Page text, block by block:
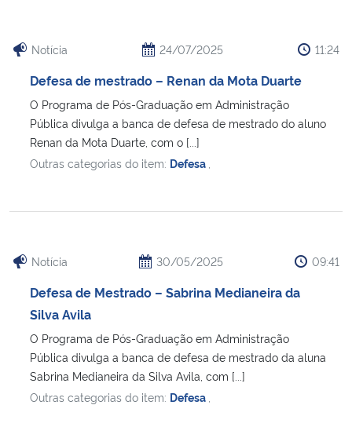
Advocacia-Geral da União
Banco Central do Brasil
Planalto
Notícia 24/07/2025 11:24
Defesa de mestrado – Renan da Mota Duarte
O Programa de Pós-Graduação em Administração
Pública divulga a banca de defesa de mestrado do aluno
Renan da Mota Duarte, com o [...]
Outras categorias do item: Defesa
Notícia 30/05/2025 09:41
Defesa de Mestrado – Sabrina Medianeira da
Silva Avila
O Programa de Pós-Graduação em Administração
Pública divulga a banca de defesa de mestrado da aluna
Sabrina Medianeira da Silva Avila, com [...]
Outras categorias do item: Defesa